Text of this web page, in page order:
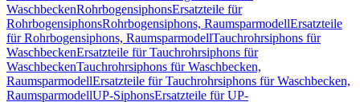
WaschbeckenRohrbogensiphonsErsatzteile für
RohrbogensiphonsRohrbogensiphons, RaumsparmodellErsatzteile
für Rohrbogensiphons, RaumsparmodellTauchrohrsiphons für
WaschbeckenErsatzteile für Tauchrohrsiphons für
WaschbeckenTauchrohrsiphons für Waschbecken,
RaumsparmodellErsatzteile für Tauchrohrsiphons für Waschbecken,
RaumsparmodellUP-SiphonsErsatzteile für UP-